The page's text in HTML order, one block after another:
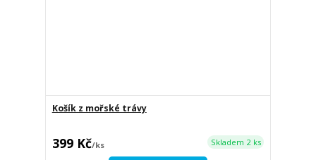
Košík z mořské trávy
399 Kč/ks Skladem 2 ks